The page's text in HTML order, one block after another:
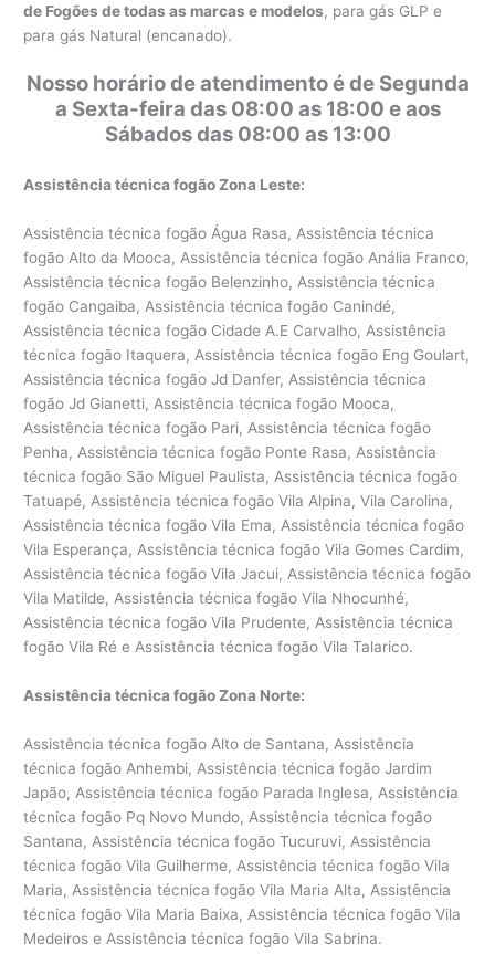
de Fogões de todas as marcas e modelos, para gás GLP e
para gás Natural (encanado).
Nosso horário de atendimento é de Segunda
a Sexta-feira das 08:00 as 18:00 e aos
Sábados das 08:00 as 13:00
Assistência técnica fogão Zona Leste:
Assistência técnica fogão Água Rasa, Assistência técnica
fogão Alto da Mooca, Assistência técnica fogão Anália Franco,
Assistência técnica fogão Belenzinho, Assistência técnica
fogão Cangaiba, Assistência técnica fogão Canindé,
Assistência técnica fogão Cidade A.E Carvalho, Assistência
técnica fogão Itaquera, Assistência técnica fogão Eng Goulart,
Assistência técnica fogão Jd Danfer, Assistência técnica
fogão Jd Gianetti, Assistência técnica fogão Mooca,
Assistência técnica fogão Pari, Assistência técnica fogão
Penha, Assistência técnica fogão Ponte Rasa, Assistência
técnica fogão São Miguel Paulista, Assistência técnica fogão
Tatuapé, Assistência técnica fogão Vila Alpina, Vila Carolina,
Assistência técnica fogão Vila Ema, Assistência técnica fogão
Vila Esperança, Assistência técnica fogão Vila Gomes Cardim,
Assistência técnica fogão Vila Jacui, Assistência técnica fogão
Vila Matilde, Assistência técnica fogão Vila Nhocunhé,
Assistência técnica fogão Vila Prudente, Assistência técnica
fogão Vila Ré e Assistência técnica fogão Vila Talarico.
Assistência técnica fogão Zona Norte:
Assistência técnica fogão Alto de Santana, Assistência
técnica fogão Anhembi, Assistência técnica fogão Jardim
Japão, Assistência técnica fogão Parada Inglesa, Assistência
técnica fogão Pq Novo Mundo, Assistência técnica fogão
Santana, Assistência técnica fogão Tucuruvi, Assistência
técnica fogão Vila Guilherme, Assistência técnica fogão Vila
Maria, Assistência técnica fogão Vila Maria Alta, Assistência
técnica fogão Vila Maria Baixa, Assistência técnica fogão Vila
Medeiros e Assistência técnica fogão Vila Sabrina.